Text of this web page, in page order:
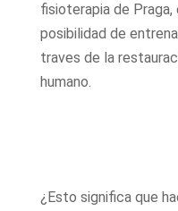
fisioterapia de Praga,
posibilidad de
traves de la
humano.
¿Esto significa que